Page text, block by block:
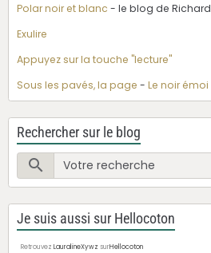
Polar noir et blanc - le blog de Richard
Exulire
Appuyez sur la touche "lecture"
Sous les pavés, la page - Le noir émoi
Rechercher sur le blog
Je suis aussi sur Hellocoton
Retrouvez LauralineXywz surHellocoton